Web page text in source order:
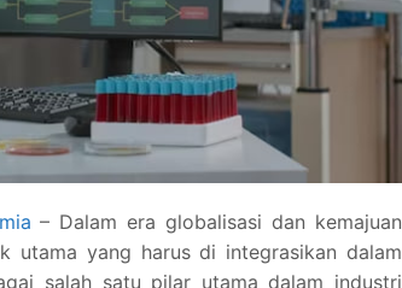
– Dalam era globalisasi dan kemajuan
utama yang harus di integrasikan dalam
salah satu pilar utama dalam industri